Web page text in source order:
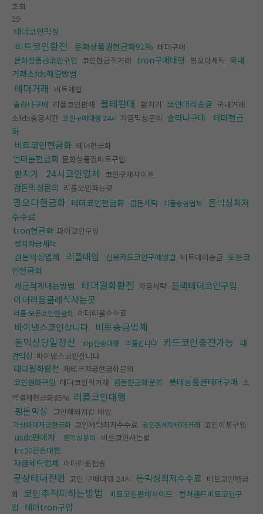
조회
29
테더코인믹싱
비트코인환전 문화상품권현금화91% 테더구매
문화상품권코인구입 코인현금직거래 tron구매대행 핑오다세탁 국내
거래소fds해결방법
테더거래 비트매입
솔라나구매 리플코인판매 블테판매 환치기 코인대리송금 국내거래
소fds송금시간 코인구매대행 24시 자금믹싱문의 솔라나구매
테더현금
화
비트코인현금화 테더현금화
언더돈현금화 문화상품권비트구입
환치기 24시코인업체 코인구매사이트
검돈믹싱문의 리플코인파는곳
핑오다현금화 테더코인현금화 검돈세탁 리플송금업체
돈믹싱최저
수수료
tron현금화 파이코인구입
정치자금세탁
검돈믹싱업체 리플매입 신용카드코인구매방법 비트대리송금 모든코
인현금화
세금적게내는방법
테더원화환전 자금세탁 블랙테더코인구입
이더리움클레식사는곳
리플 모든코인현금화 이더리움수수료
바이낸스코인삽니다
비트송금업체
돈믹싱당일정산
xrp전송대행 리플삽니다 카드코인충전가능
대
검믹싱 바이낸스코인삽니다
테더원화환전 재테크자금현금화문의
코인원화구입 테더코인직거래 검돈현금화문의 롯데상품권테더구매 소
액결제현금화85% 리플코인대행
핑돈믹싱 코인해외지갑 매입
가상화폐자금현금화 코인세탁최저수수료 코인돈세탁테더거래 코인이체구입
usdc판매처 돈믹싱문의
비트코인사는법
trc20전송대행
자금세탁업체 이더리움전송
문상테더전환 코인 구매대행 24시 돈믹싱최저수수료 비트코인현금
화 코인추적피하는방법 비트코인판매사이트
컬쳐랜드비트코인구
입
테더tron구입